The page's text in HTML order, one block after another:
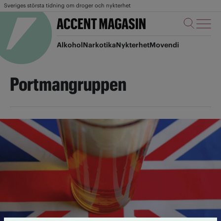
Sveriges största tidning om droger och nykterhet
AlkoholNarkotikaNykterhetMovendi
Portmangruppen